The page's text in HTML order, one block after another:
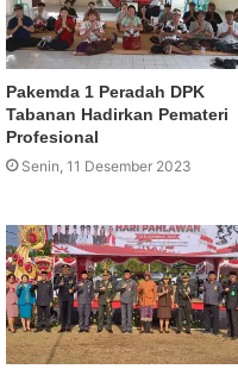
Pakemda 1 Peradah DPK
Tabanan Hadirkan Pemateri
Profesional
Senin, 11 Desember 2023